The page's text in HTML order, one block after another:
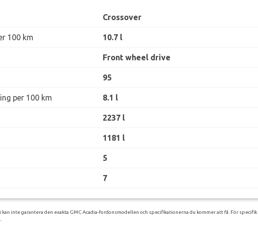
Crossover
100 km 10.7 l
Front wheel drive
95
per 100 km 8.1 l
2237 l
1181 l
5
7
inte garantera den exakta GMC Acadia-fordonsmodellen och specifikationerna du kommer att få. För